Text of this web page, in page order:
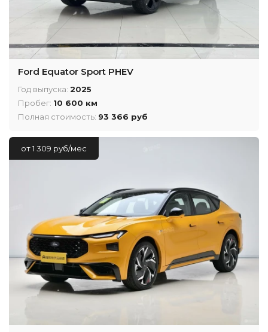
Ford Equator Sport PHEV
Год выпуска: 2025
Пробег: 10 600 км
Полная стоимость: 93 366 руб
от 1 309 руб/мес